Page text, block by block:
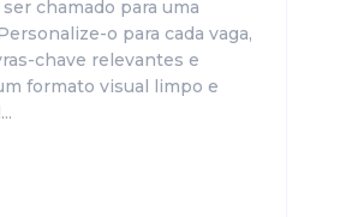
chamado para uma
o para cada vaga,
chave relevantes e
formato visual limpo e